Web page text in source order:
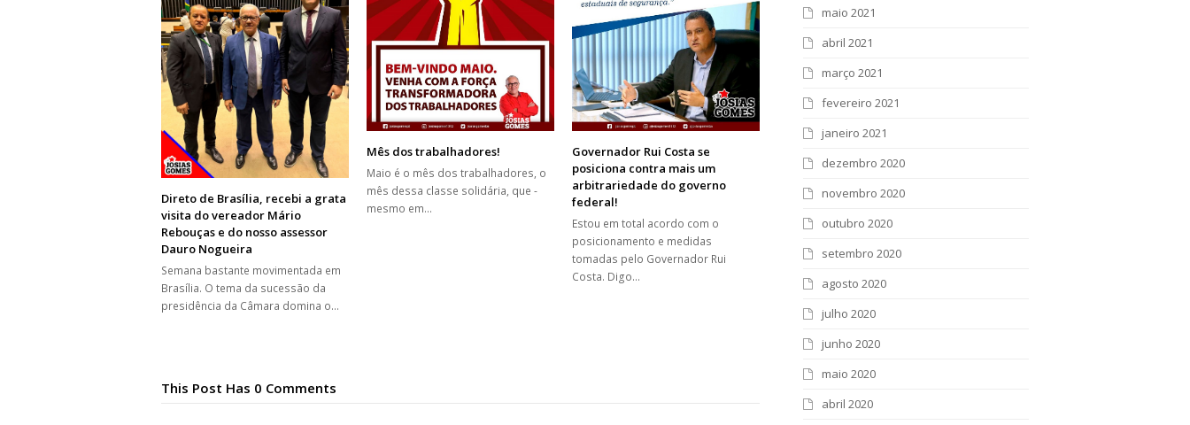
Direto de Brasília, recebi a grata
visita do vereador Mário
Rebouças e do nosso assessor
Dauro Nogueira
Semana bastante movimentada em
Brasília. O tema da sucessão da
presidência da Câmara domina o…
Mês dos trabalhadores!
Maio é o mês dos trabalhadores, o
mês dessa classe solidária, que -
mesmo em…
Governador Rui Costa se
posiciona contra mais um
arbitrariedade do governo
federal!
Estou em total acordo com o
posicionamento e medidas
tomadas pelo Governador Rui
Costa. Digo…
This Post Has 0 Comments
maio 2021
abril 2021
março 2021
fevereiro 2021
janeiro 2021
dezembro 2020
novembro 2020
outubro 2020
setembro 2020
agosto 2020
julho 2020
junho 2020
maio 2020
abril 2020